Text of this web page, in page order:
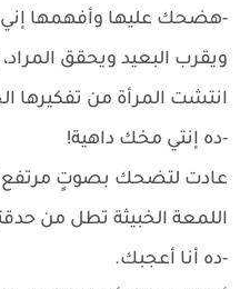
-هضحك عليها وأفهمها إني
ويقرب البعيد ويحقق
انتشت المرأة من تفكيرها
-ده إنتي مخك داهية!
عادت لتضحك بصوتٍ مرتفع
اللمعة الخبيثة تطل من
-ده أنا أعجبك.